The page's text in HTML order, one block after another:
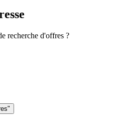
recherche d'offres ?